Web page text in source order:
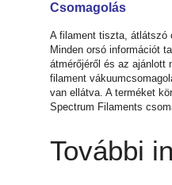
Csomagolás
A filament tiszta, átlátszó
Minden orsó információt
átmérőjéről és az ajánlott
filament
van ellátva. A terméket
Spectrum Filaments
További